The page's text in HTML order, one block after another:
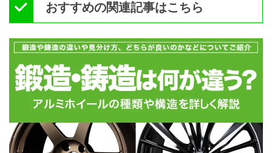
おすすめの関連記事はこちら